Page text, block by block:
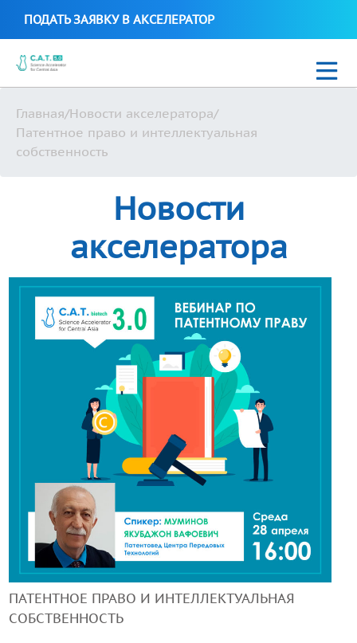
ПОДАТЬ ЗАЯВКУ В АКСЕЛЕРАТОР
Новости
C.A.T. Science Biotech 2021
Стартапы C.A.T. Science Accelerator
Uzbek
+99897 700 16 38
+99890 319 23 51
Инструмент диагностики ИС ВОИС
Главная/Новости акселератора/
Патентное право и интеллектуальная
собственность
Новости
акселератора
ПАТЕНТНОЕ ПРАВО И ИНТЕЛЛЕКТУАЛЬНАЯ
СОБСТВЕННОСТЬ